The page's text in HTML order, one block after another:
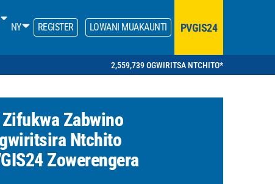
NY REGISTER LOWANI MUAKAUNTI PVGIS24
2,559,739 OGWIRITSA NTCHITO*
Zabwino
Ntchito
Zowerengera